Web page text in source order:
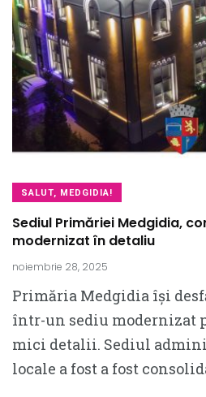
SALUT, MEDGIDIA!
Sediul Primăriei Medgidia,
modernizat în detaliu
noiembrie 28, 2025
Primăria Medgidia își
într-un sediu modernizat
mici detalii. Sediul
locale a fost a fost